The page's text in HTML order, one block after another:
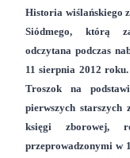
Historia wiślańskiego
Siódmego, którą
odczytana podczas
11 sierpnia 2012
Troszok na
pierwszych starszych
księgi zborowej,
przeprowadzonymi w